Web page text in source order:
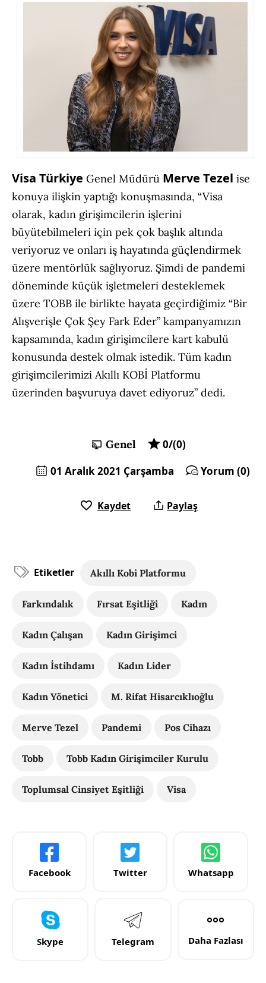
Visa Türkiye Genel Müdürü Merve Tezel ise
konuya ilişkin yaptığı konuşmasında, “Visa
olarak, kadın girişimcilerin işlerini
büyütebilmeleri için pek çok başlık altında
veriyoruz ve onları iş hayatında güçlendirmek
üzere mentörlük sağlıyoruz. Şimdi de pandemi
döneminde küçük işletmeleri desteklemek
üzere TOBB ile birlikte hayata geçirdiğimiz “Bir
Alışverişle Çok Şey Fark Eder” kampanyamızın
kapsamında, kadın girişimcilere kart kabulü
konusunda destek olmak istedik. Tüm kadın
girişimcilerimizi Akıllı KOBİ Platformu
üzerinden başvuruya davet ediyoruz” dedi.
Genel
0/(0)
01 Aralık 2021 Çarşamba
Yorum (0)
Kaydet Paylaş
Etiketler Akıllı Kobi Platformu
Farkındalık Fırsat Eşitliği Kadın
Kadın Çalışan Kadın Girişimci
Kadın İstihdamı Kadın Lider
Kadın Yönetici M. Rifat Hisarcıklıoğlu
Merve Tezel Pandemi Pos Cihazı
Tobb Tobb Kadın Girişimciler Kurulu
Toplumsal Cinsiyet Eşitliği Visa
Facebook Twitter Whatsapp
Skype Telegram Daha Fazlası